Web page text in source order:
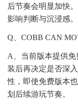
后节奏会明显加快
影响判断与沉浸感。
Q、COBB CAN
A、当前版本提供
装后再决定是否深
性，即使免费版本
划后续游玩节奏。